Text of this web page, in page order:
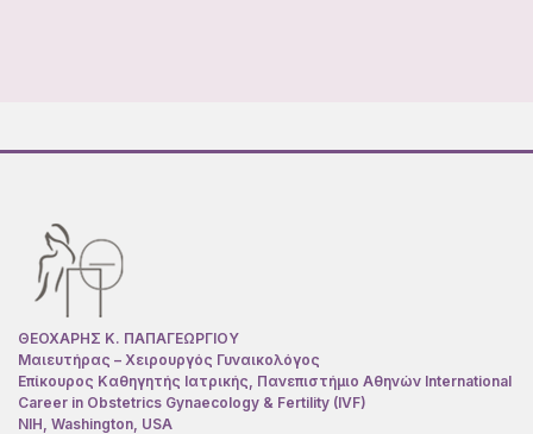
ΘΕΟΧΑΡΗΣ Κ. ΠΑΠΑΓΕΩΡΓΙΟΥ
Μαιευτήρας – Χειρουργός Γυναικολόγος
Επίκουρος Καθηγητής Ιατρικής, Πανεπιστήμιο Αθηνών International
Career in Obstetrics Gynaecology & Fertility (IVF)
NIH, Washington, USA